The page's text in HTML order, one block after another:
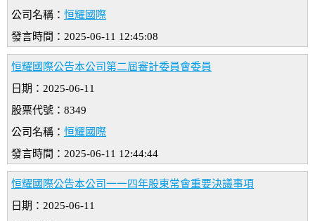
公司名稱： 恒耀國際
發言時間：2025-06-11 12:45:08
恒耀國際公告本公司第二屆審計委員會委員
日期：2025-06-11
股票代號：8349
公司名稱： 恒耀國際
發言時間：2025-06-11 12:44:44
恒耀國際公告本公司一一四年股東常會重要決議事項
日期：2025-06-11